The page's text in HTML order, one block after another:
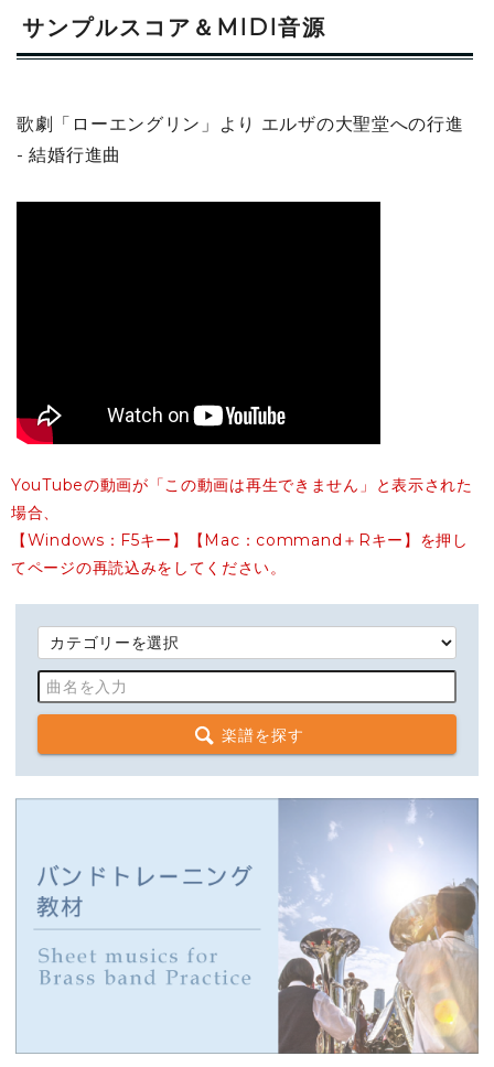
サンプルスコア＆MIDI音源
歌劇「ローエングリン」より エルザの大聖堂への行進
- 結婚行進曲
YouTubeの動画が「この動画は再生できません」と表示された
場合、
【Windows：F5キー】【Mac：command＋Rキー】を押し
てページの再読込みをしてください。
楽譜を探す